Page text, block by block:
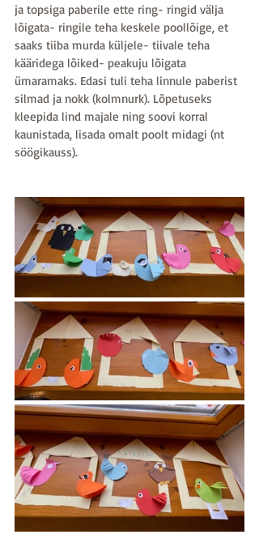
ja topsiga paberile ette ring- ringid välja
lõigata- ringile teha keskele poollõige, et
saaks tiiba murda küljele- tiivale teha
kääridega lõiked- peakuju lõigata
ümaramaks. Edasi tuli teha linnule paberist
silmad ja nokk (kolmnurk). Lõpetuseks
kleepida lind majale ning soovi korral
kaunistada, lisada omalt poolt midagi (nt
söögikauss).